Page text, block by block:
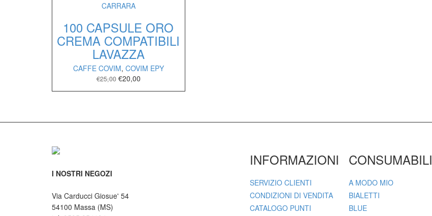
100 CAPSULE ORO
CREMA COMPATIBILI
LAVAZZA
CAFFE COVIM, COVIM EPY
€25,00 €20,00
I NOSTRI NEGOZI
Via Carducci Giosue' 54
54100 Massa (MS)
INFORMAZIONI
SERVIZIO CLIENTI
CONDIZIONI DI VENDITA
CATALOGO PUNTI
CONSUMABILI
A MODO MIO
BIALETTI
BLUE